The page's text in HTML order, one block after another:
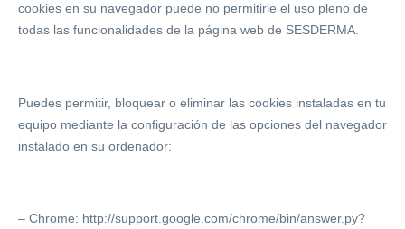
cookies en su navegador puede no permitirle el uso pleno de
todas las funcionalidades de la página web de SESDERMA.
Puedes permitir, bloquear o eliminar las cookies instaladas en tu
equipo mediante la configuración de las opciones del navegador
instalado en su ordenador:
– Chrome: http://support.google.com/chrome/bin/answer.py?